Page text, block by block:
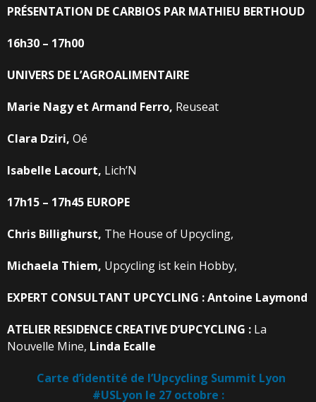
PRÉSENTATION DE CARBIOS PAR MATHIEU BERTHOUD
16h30 – 17h00
UNIVERS DE L’AGROALIMENTAIRE
Marie Nagy et Armand Ferro, Reuseat
Clara Dziri, Oé
Isabelle Lacourt, Lich’N
17h15 – 17h45 EUROPE
Chris Billighurst, The House of Upcycling,
Michaela Thiem, Upcycling ist kein Hobby,
EXPERT CONSULTANT UPCYCLING :Antoine Laymond
ATELIER RESIDENCE CREATIVE D’UPCYCLING : La
Nouvelle Mine, Linda Ecalle
Carte d’identité de l’Upcycling Summit Lyon
#USLyon le 27 octobre :